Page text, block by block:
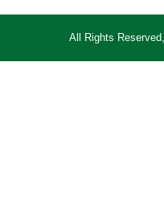
All Rights